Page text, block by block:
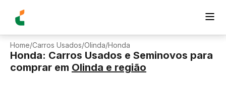
Home/Carros Usados/Olinda/Honda
Honda: Carros Usados e Seminovos para
comprar em Olinda e região